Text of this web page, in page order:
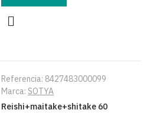
Referencia: 8427483000099
Marca: SOTYA
Reishi+maitake+shitake 60